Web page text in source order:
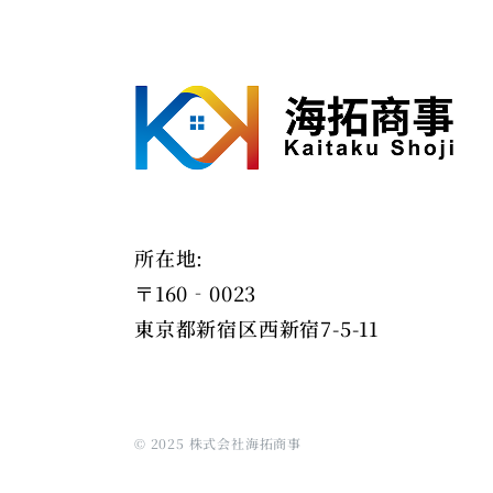
所在地:
〒160‐0023
東京都新宿区西新宿7-5-11
© 2025 株式会社海拓商事